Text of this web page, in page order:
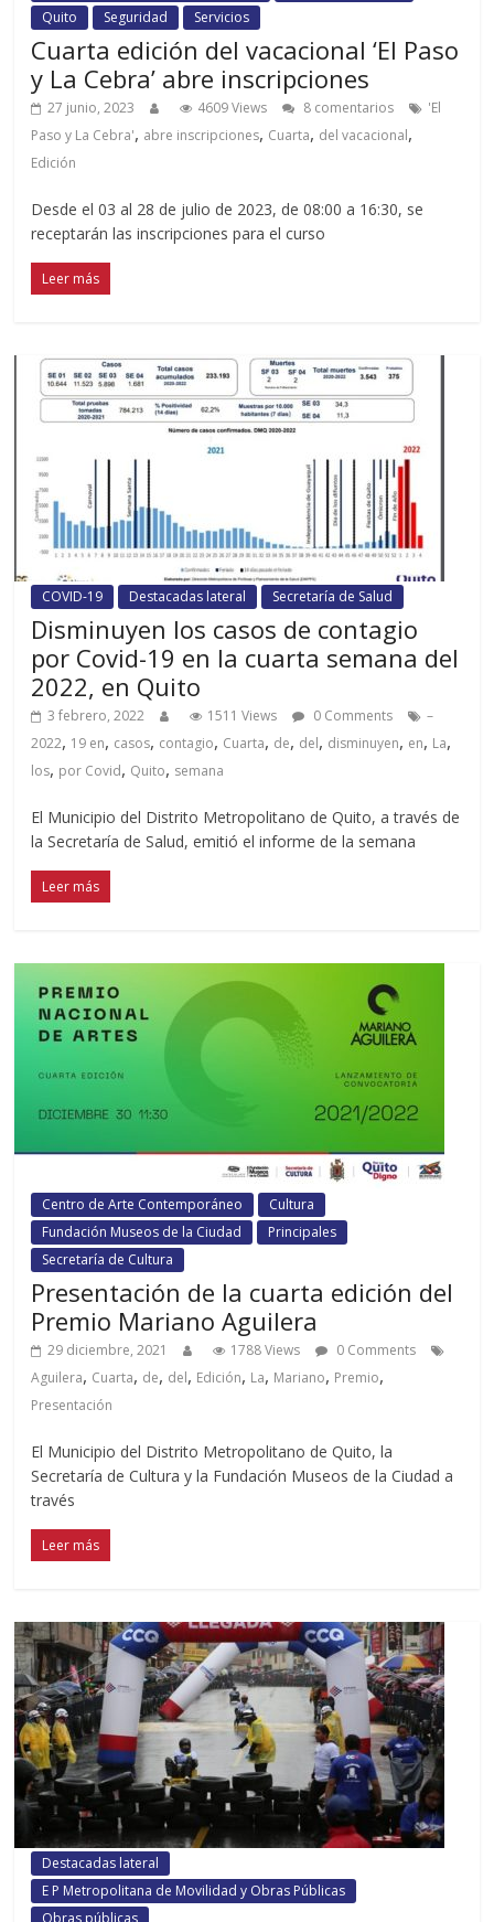
Quito
Seguridad Servicios
Cuarta edición del vacacional ‘El Paso
y La Cebra’ abre inscripciones
27 junio, 2023 4609 Views 8 comentarios
'El
Paso y La Cebra', abre inscripciones, Cuarta, del vacacional,
Edición
Desde el 03 al 28 de julio de 2023, de 08:00 a 16:30, se
receptarán las inscripciones para el curso
Leer más
COVID-19 Destacadas lateral Secretaría de Salud
Disminuyen los casos de contagio
por Covid-19 en la cuarta semana del
2022, en Quito
3 febrero, 2022 1511 Views 0 Comments
–
2022, 19 en, casos, contagio, Cuarta, de, del, disminuyen, en, La,
los, por Covid, Quito, semana
El Municipio del Distrito Metropolitano de Quito, a través de
la Secretaría de Salud, emitió el informe de la semana
Leer más
Centro de Arte Contemporáneo
Cultura
Fundación Museos de la Ciudad
Principales
Secretaría de Cultura
Presentación de la cuarta edición del
Premio Mariano Aguilera
29 diciembre, 2021 1788 Views
0 Comments
Aguilera, Cuarta, de, del, Edición, La, Mariano, Premio,
Presentación
El Municipio del Distrito Metropolitano de Quito, la
Secretaría de Cultura y la Fundación Museos de la Ciudad a
través
Leer más
Destacadas lateral
E P Metropolitana de Movilidad y Obras Públicas
Obras públicas